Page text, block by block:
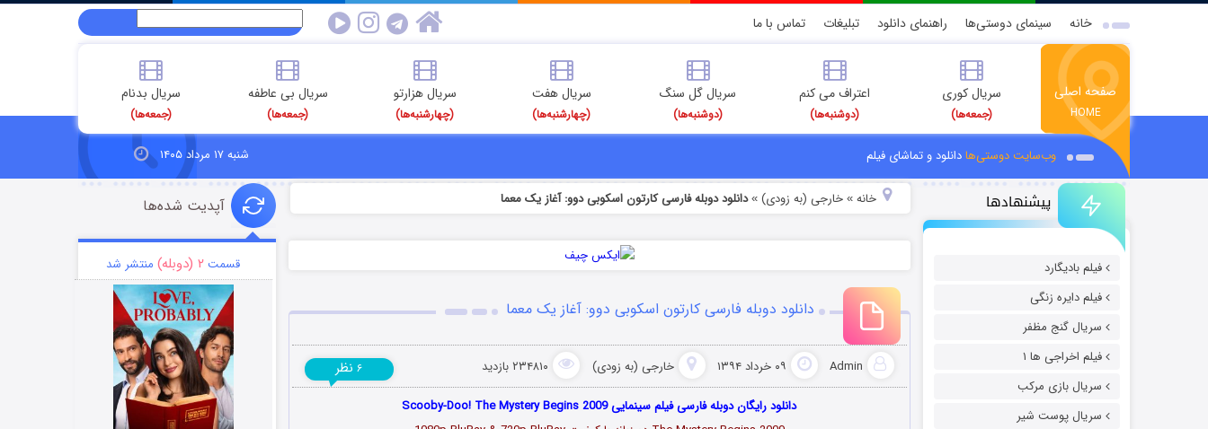
خانه سینمای دوستی‌ها راهنمای دانلود تبلیغات تماس با ما
صفحه اصلی
HOME
سریال کوری
(جمعه‌ها)
اعتراف می کنم
(دوشنبه‌ها)
سریال گل سنگ
(دوشنبه‌ها)
سریال هفت
(چهارشنبه‌ها)
سریال هزارتو
(چهارشنبه‌ها)
سریال بی عاطفه
(جمعه‌ها)
سریال بدنام
(جمعه‌ها)
وب‌سایت دوستی‌هادانلود و تماشای فیلم شنبه ۱۷ مرداد ۱۴۰۵
پیشنهادها
فیلم بادیگارد
فیلم دایره زنگی
سریال گنج مظفر
فیلم اخراجی ها ۱
سریال بازی مرکب
سریال پوست شیر
خانه» خارجی (به زودی)»دانلود دوبله فارسی کارتون اسکوبی دوو: آغاز یک معما
دانلود دوبله فارسی کارتون اسکوبی دوو: آغاز یک معما
Admin ۰۹ خرداد ۱۳۹۴ خارجی (به زودی) ۲۳۴۸۱۰ بازدید ۶ نظر
دانلود رایگان دوبله فارسی فیلم سینمایی Scooby-Doo! The Mystery Begins 2009
آپدیت شده‌ها
قسمت ۲ (دوبله) منتشر شد